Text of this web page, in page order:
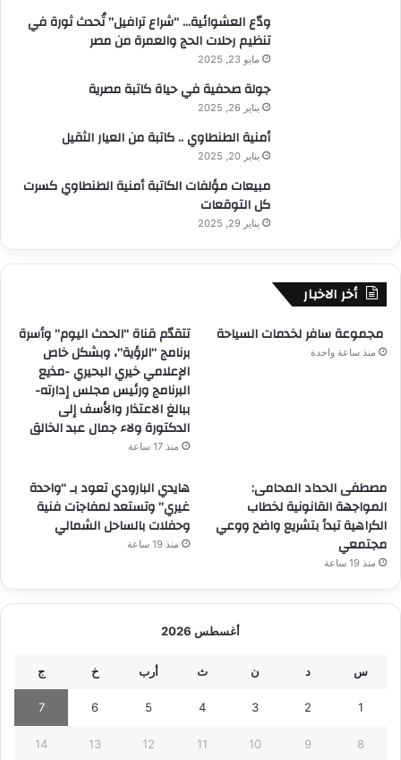
ودّع العشوائية… “شراع ترافيل” تُحدث ثورة في
تنظيم رحلات الحج والعمرة من مصر
مايو 23, 2025
جولة صحفية في حياة كاتبة مصرية
يناير 26, 2025
أمنية الطنطاوي .. كاتبة من العيار الثقيل
يناير 20, 2025
مبيعات مؤلفات الكاتبة أمنية الطنطاوي كسرت
كل التوقعات
يناير 29, 2025
أخر الاخبار
مجموعة سافر لخدمات السياحة
منذ ساعة واحدة
تتقدّم قناة “الحدث اليوم” وأسرة
برنامج “الرؤية”، وبشكل خاص
الإعلامي خيري البحيري -مذيع
البرنامج ورئيس مجلس إدارته-
ببالغ الاعتذار والأسف إلى
الدكتورة ولاء جمال عبد الخالق
منذ 17 ساعة
مصطفى الحداد المحامى:
المواجهة القانونية لخطاب
الكراهية تبدأ بتشريع واضح ووعي
مجتمعي
منذ 19 ساعة
هايدي البارودي تعود بـ “واحدة
غيري” وتستعد لمفاجآت فنية
وحفلات بالساحل الشمالي
منذ 19 ساعة
أغسطس 2026
س د ن ث أرب خ ج
1
2
3
4
5
6
7
8
9
10
11
12
13
14